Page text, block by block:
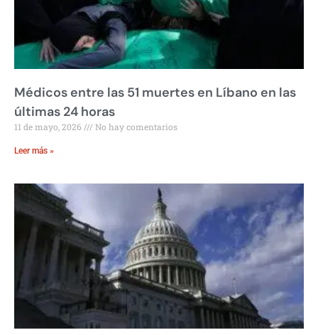
Médicos entre las 51 muertes en Líbano en las
últimas 24 horas
11 de mayo, 2026 No hay comentarios
Leer más »